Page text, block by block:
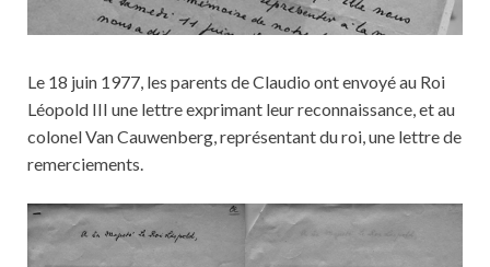
Le 18 juin 1977, les parents de Claudio ont envoyé au Roi
Léopold III une lettre exprimant leur reconnaissance, et au
colonel Van Cauwenberg, représentant du roi, une lettre de
remerciements.